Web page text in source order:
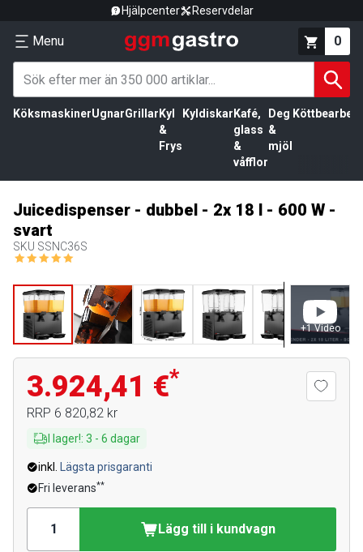
Hjälpcenter Reservdelar
Menu 0
KöksmaskinerUgnarGrillar Kyl
&
Frys
Kyldiskar Kafé,
glass
&
våfflor
Deg
&
mjöl
Juicedispenser - dubbel - 2x 18 l - 600 W -
svart
SKU SSNC36S
+1 Video
3.924,41 €*
RRP 6 820,82 kr
I lager!: 3 - 6 dagar
inkl.
Lägsta prisgaranti
Fri leverans**
Lägg till i kundvagn